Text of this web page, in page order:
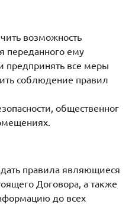
возможность
переданного ему
предпринять все меры
соблюдение правил
общественног
правила являющиеся
Договора, а также
до всех